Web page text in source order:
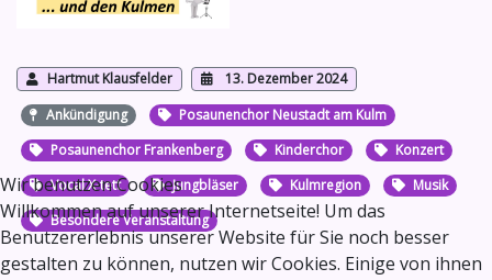
Hartmut Klausfelder
13. Dezember 2024
Ankündigung
Posaunenchor Neustadt am Kulm
Posaunenchor Frankenberg
Kinderchor
Konzert
Vocal X-tett
Jungbläser Kulmregion
Musik
Besondere Veranstaltung
Wir benutzen Cookies
Willkommen auf unserer Internetseite! Um das
Benutzererlebnis unserer Website für Sie noch besser
gestalten zu können, nutzen wir Cookies. Einige von ihnen